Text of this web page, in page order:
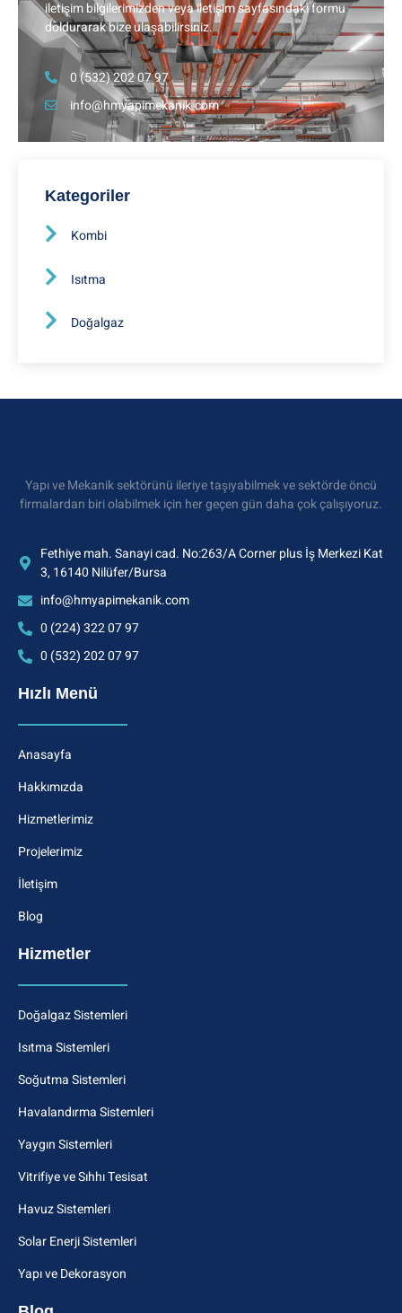
iletişim bilgilerimizden veya iletişim sayfasındaki formu
doldurarak bize ulaşabilirsiniz.
0 (532) 202 07 97
info@hmyapimekanik.com
Kategoriler
Kombi
Isıtma
Doğalgaz
Yapı ve Mekanik sektörünü ileriye taşıyabilmek ve sektörde öncü
firmalardan biri olabilmek için her geçen gün daha çok çalışıyoruz.
Fethiye mah. Sanayi cad. No:263/A Corner plus İş Merkezi Kat
3, 16140 Nilüfer/Bursa
info@hmyapimekanik.com
0 (224) 322 07 97
0 (532) 202 07 97
Hızlı Menü
Anasayfa
Hakkımızda
Hizmetlerimiz
Projelerimiz
İletişim
Blog
Hizmetler
Doğalgaz Sistemleri
Isıtma Sistemleri
Soğutma Sistemleri
Havalandırma Sistemleri
Yaygın Sistemleri
Vitrifiye ve Sıhhı Tesisat
Havuz Sistemleri
Solar Enerji Sistemleri
Yapı ve Dekorasyon